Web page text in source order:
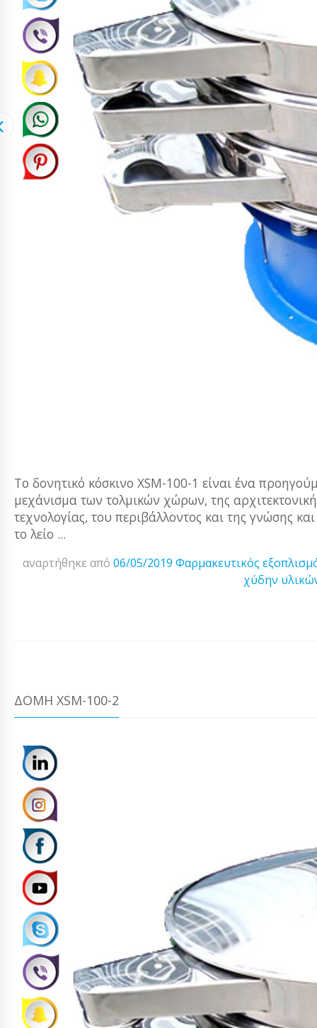
Το δονητικό κόσκινο XSM-100-1 είναι ένα
μεχάνισμα των τολμικών χώρων, της
τεχνολογίας, του περιβάλλοντος και της γνώσης
το λείο ...
αναρτήθηκε από 06/05/2019 Φαρμακευτικός
χύδην
ΔΟΜΉ XSM-100-2